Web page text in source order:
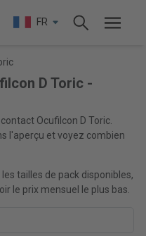
FR
D Toric -
Ocufilcon D Toric.
l'aperçu et voyez combien
tailles de pack disponibles,
le prix mensuel le plus bas.